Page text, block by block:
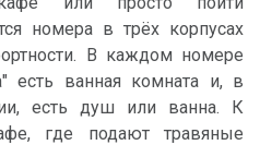
номера в трёх корпусах
В каждом номере
есть ванная комната и, в
есть душ или ванна. К
где подают травяные